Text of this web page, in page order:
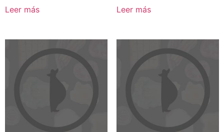
Leer más Leer más